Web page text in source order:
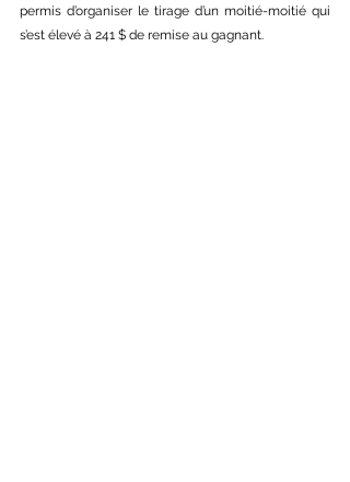
permis d’organiser le tirage d’un moitié-moitié qui
s’est élevé à 241 $ de remise au gagnant.